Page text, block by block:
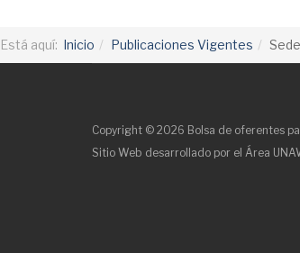
Está aquí: Inicio Publicaciones Vigentes
Copyright © 2026 Bolsa de oferentes
Sitio Web desarrollado por el Área